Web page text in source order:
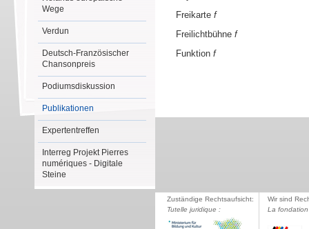
Wege
Verdun
Deutsch-Französischer
Chansonpreis
Podiumsdiskussion
Publikationen
Expertentreffen
Interreg Projekt Pierres
numériques - Digitale
Steine
Freikarte f
Freilichtbühne f
Funktion f
Zuständige Rechtsaufsicht:
Tutelle juridique :
Wir sind
La